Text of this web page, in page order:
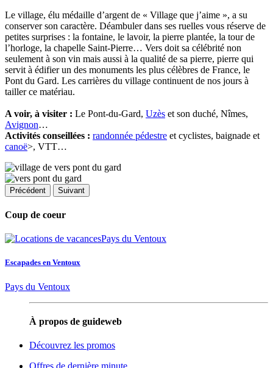
Le village, élu médaille d’argent de « Village que j’aime », a su
conserver son caractère. Déambuler dans ses ruelles vous réserve de
petites surprises : la fontaine, le lavoir, la pierre plantée, la tour de
l’horloge, la chapelle Saint-Pierre… Vers doit sa célébrité non
seulement à son vin mais aussi à la qualité de sa pierre, pierre qui
servit à édifier un des monuments les plus célèbres de France, le
Pont du Gard. Les carrières du village continuent de nos jours à
tailler ce matériau.
A voir, à visiter : Le Pont-du-Gard, Uzès et son duché, Nîmes,
Avignon…
Activités conseillées : randonnée pédestre et cyclistes, baignade et
canoë>, VTT…
Précédent Suivant
Coup de coeur
Escapades en Ventoux
Pays du Ventoux
À propos de guideweb
Découvrez les promos
Offres de dernière minute